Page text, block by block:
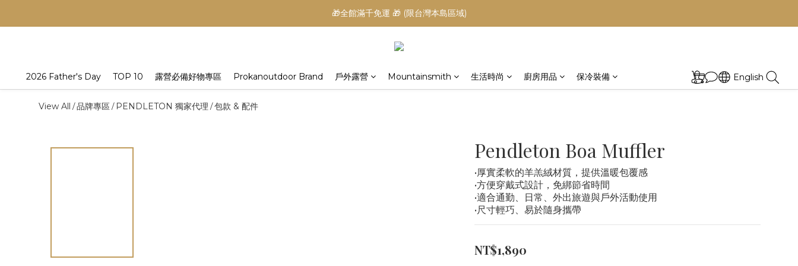
🎁全館滿千免運 🎁 (限台灣本島區域)
2026 Father's Day TOP 10 露營必備好物專區 Prokanoutdoor Brand 戶外露營 Mountainsmith 生活時尚 廚房用品 保冷裝備 English
View All /品牌專區/ PENDLETON 獨家代理 /包款 & 配件
Pendleton Boa Muffler
•厚實柔軟的羊羔絨材質，提供溫暖包覆感
•方便穿戴式設計，免綁節省時間
•適合通勤、日常、外出旅遊與戶外活動使用
•尺寸輕巧、易於隨身攜帶
NT$1,890